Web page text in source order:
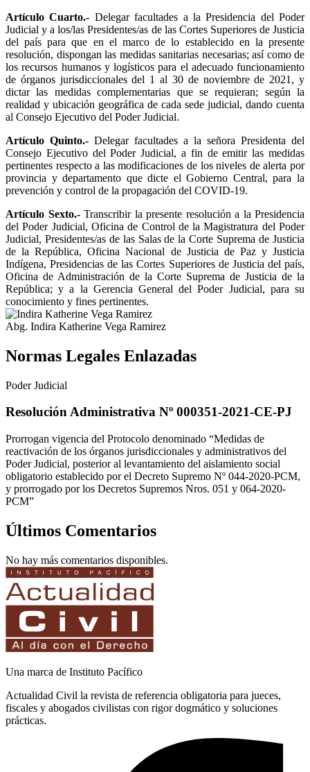
Artículo Cuarto.- Delegar facultades a la Presidencia del Poder
Judicial y a los/las Presidentes/as de las Cortes Superiores de Justicia
del país para que en el marco de lo establecido en la presente
resolución, dispongan las medidas sanitarias necesarias; así como de
los recursos humanos y logísticos para el adecuado funcionamiento
de órganos jurisdiccionales del 1 al 30 de noviembre de 2021, y
dictar las medidas complementarias que se requieran; según la
realidad y ubicación geográfica de cada sede judicial, dando cuenta
al Consejo Ejecutivo del Poder Judicial.
Artículo Quinto.- Delegar facultades a la señora Presidenta del
Consejo Ejecutivo del Poder Judicial, a fin de emitir las medidas
pertinentes respecto a las modificaciones de los niveles de alerta por
provincia y departamento que dicte el Gobierno Central, para la
prevención y control de la propagación del COVID-19.
Artículo Sexto.- Transcribir la presente resolución a la Presidencia
del Poder Judicial, Oficina de Control de la Magistratura del Poder
Judicial, Presidentes/as de las Salas de la Corte Suprema de Justicia
de la República, Oficina Nacional de Justicia de Paz y Justicia
Indígena, Presidencias de las Cortes Superiores de Justicia del país,
Oficina de Administración de la Corte Suprema de Justicia de la
República; y a la Gerencia General del Poder Judicial, para su
conocimiento y fines pertinentes.
Abg. Indira Katherine Vega Ramirez
Normas Legales Enlazadas
Poder Judicial
Resolución Administrativa Nº 000351-2021-CE-PJ
Prorrogan vigencia del Protocolo denominado “Medidas de
reactivación de los órganos jurisdiccionales y administrativos del
Poder Judicial, posterior al levantamiento del aislamiento social
obligatorio establecido por el Decreto Supremo Nº 044-2020-PCM,
y prorrogado por los Decretos Supremos Nros. 051 y 064-2020-
PCM”
Últimos Comentarios
No hay más comentarios disponibles.
Una marca de Instituto Pacífico
Actualidad Civil la revista de referencia obligatoria para jueces,
fiscales y abogados civilistas con rigor dogmático y soluciones
prácticas.